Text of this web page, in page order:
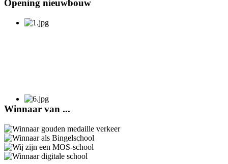
Opening nieuwbouw
Winnaar van ...